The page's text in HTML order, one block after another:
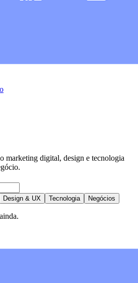
marketing digital, design e tecnologia
Design & UX Tecnologia Negócios